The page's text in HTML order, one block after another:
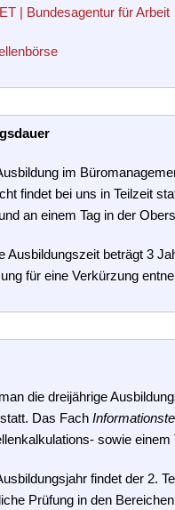
| Bundesagentur für Arbeit
im
findet bei uns in Teilzeit
an einem Tag in der
Ausbildungszeit beträgt 3
für eine Verkürzung
die dreijährige
Das Fach
sowie
findet der 2.
Prüfung in den Bereichen